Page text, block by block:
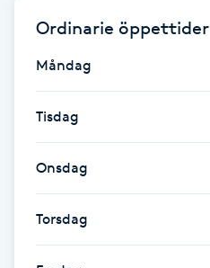
Färgning
Ordinarie öppettider
Måndag
Tisdag
Onsdag
Torsdag